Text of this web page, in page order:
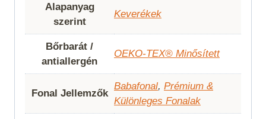
Alapanyag
szerint
Keverékek
Bőrbarát /
antiallergén
OEKO-TEX® Minősített
Fonal Jellemzők
Babafonal, Prémium &
Különleges Fonalak